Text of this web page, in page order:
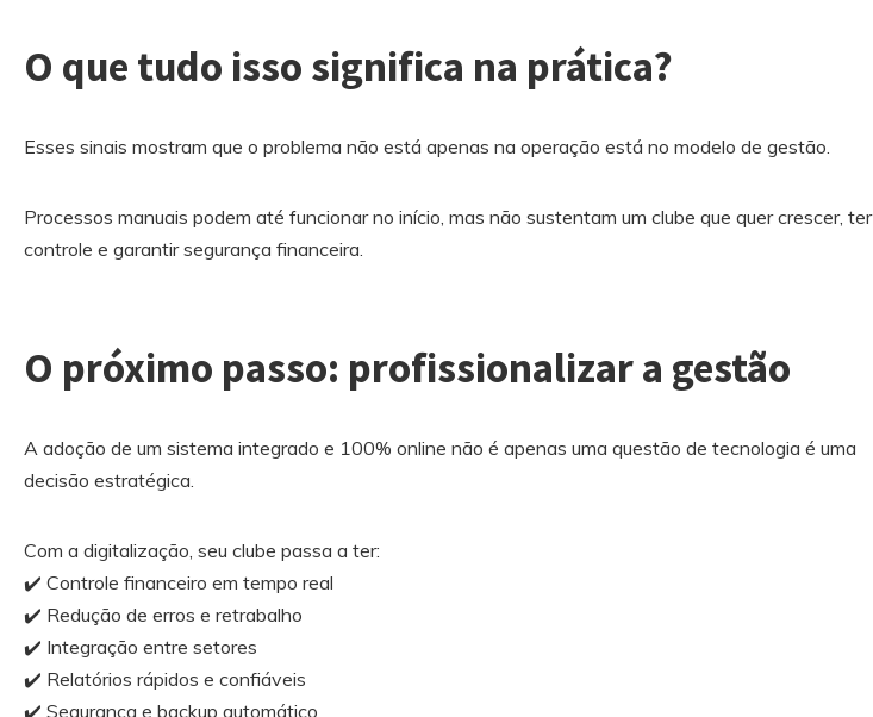
O que tudo isso significa na prática?
Esses sinais mostram que o problema não está apenas na operação está no modelo de gestão.
Processos manuais podem até funcionar no início, mas não sustentam um clube que quer crescer, ter
controle e garantir segurança financeira.
O próximo passo: profissionalizar a gestão
A adoção de um sistema integrado e 100% online não é apenas uma questão de tecnologia é uma
decisão estratégica.
Com a digitalização, seu clube passa a ter:
✔️ Controle financeiro em tempo real
✔️ Redução de erros e retrabalho
✔️ Integração entre setores
✔️ Relatórios rápidos e confiáveis
✔️ Segurança e backup automático